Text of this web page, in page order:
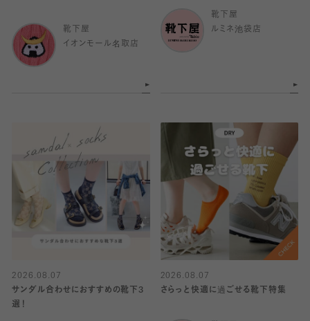
靴下屋
イオンモール名取店
靴下屋
ルミネ池袋店
2026.08.07
サンダル合わせにおすすめの靴下3
選！
2026.08.07
さらっと快適に過ごせる靴下特集